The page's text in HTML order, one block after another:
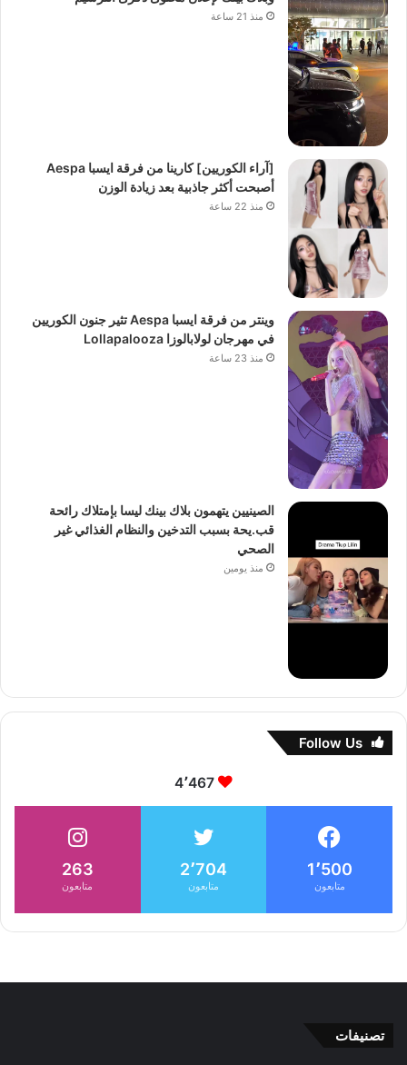
منذ 21 ساعة
[آراء الكوريين] كارينا من فرقة ايسبا Aespa
أصبحت أكثر جاذبية بعد زيادة الوزن
منذ 22 ساعة
وينتر من فرقة ايسبا Aespa تثير جنون الكوريين
في مهرجان لولابالوزا Lollapalooza
منذ 23 ساعة
الصينيين يتهمون بلاك بينك ليسا بإمتلاك رائحة
قب.يحة بسبب التدخين والنظام الغذائي غير
الصحي
منذ يومين
Follow Us
4٬467
1٬500
متابعون
2٬704
متابعون
263
متابعون
تصنيفات